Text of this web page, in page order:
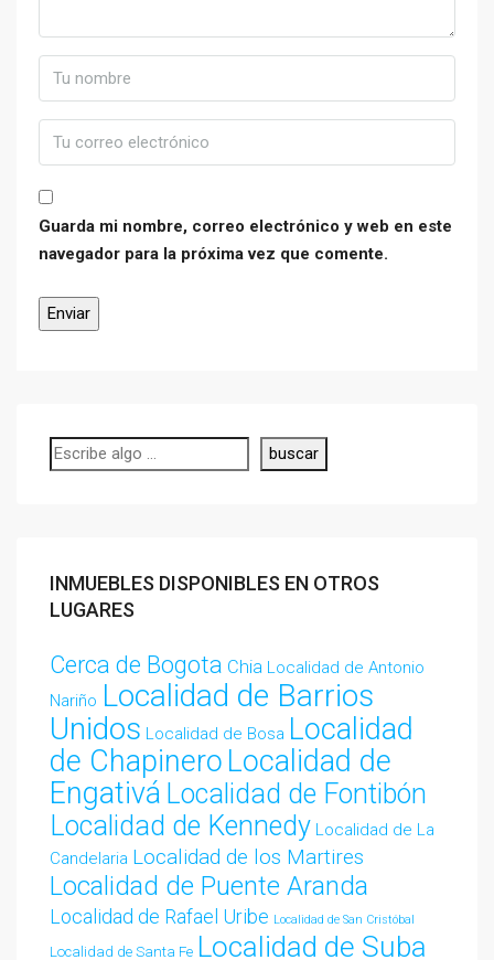
Guarda mi nombre, correo electrónico y web en este
navegador para la próxima vez que comente.
Buscar buscar
INMUEBLES DISPONIBLES EN OTROS
LUGARES
Cerca de Bogota Chia Localidad de Antonio
Nariño Localidad de Barrios
Unidos Localidad de Bosa Localidad
de Chapinero Localidad de
Engativá Localidad de Fontibón
Localidad de Kennedy Localidad de La
Candelaria Localidad de los Martires
Localidad de Puente Aranda
Localidad de Rafael Uribe Localidad de San Cristóbal
Localidad de Santa Fe Localidad de Suba